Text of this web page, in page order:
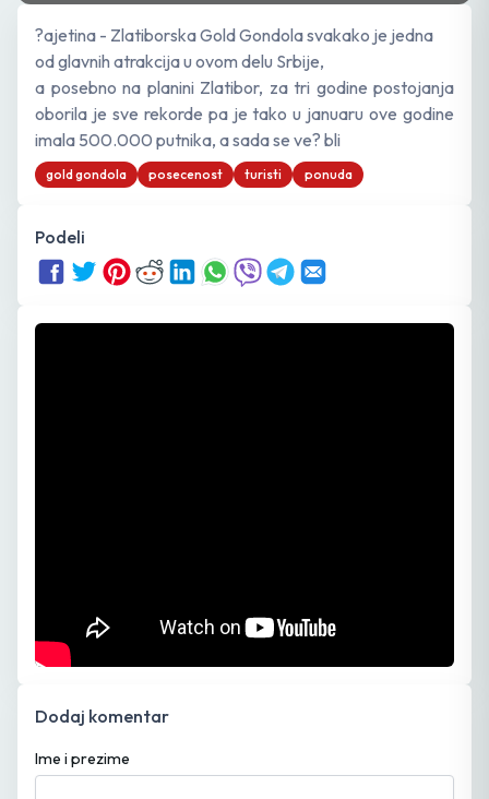
?ajetina - Zlatiborska Gold Gondola svakako je jedna
od glavnih atrakcija u ovom delu Srbije,
a posebno na planini Zlatibor, za tri godine postojanja
oborila je sve rekorde pa je tako u januaru ove godine
imala 500.000 putnika, a sada se ve? bli
gold gondola posecenost turisti ponuda
Podeli
Dodaj komentar
Ime i prezime